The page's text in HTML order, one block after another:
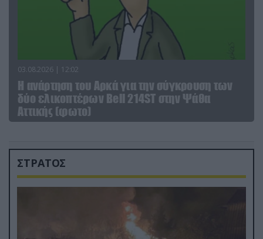
03.08.2026 | 12:02
Η ανάρτηση του Αρκά για την σύγκρουση των
δύο ελικοπτέρων Bell 214ST στην Ψάθα
Αττικής (φωτο)
ΣΤΡΑΤΟΣ